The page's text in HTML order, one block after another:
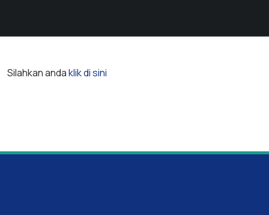
Silahkan andaklik di sini